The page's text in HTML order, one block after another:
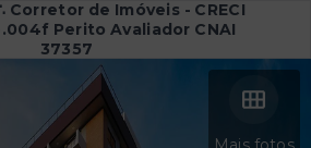
Corretor de Imóveis - CRECI
Perito Avaliador CNAI
37357